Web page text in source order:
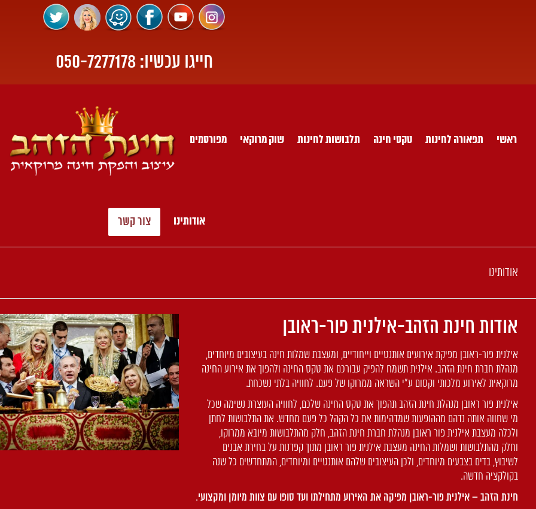
חייגו עכשיו:050-7277178
ראשי תפאורה לחינות טקסי חינה תלבושות לחינות שוק מרוקאי מפורסמים
אודותינו צור קשר
אודותינו
אודות חינת הזהב-אילנית פור-ראובן
אילנית פור-ראובן מפיקת אירועים אותנטיים וייחודיים, ומעצבת שמלות חינה בעיצובים מיוחדים,
מנהלת חברת חינת הזהב. אילנית תשמח להפיק עבורכם את טקס החינה ולהפוך את אירוע החינה
מרוקאית לאירוע מלכותי וקסום ע”י השראה ממרוקו של פעם. לחוויה בלתי נשכחת.
אילנית פור ראובן מנהלת חינת הזהב תהפוך את טקס החינה שלכם, לחוויה העוצרת נשימה שכל
מי שחווה אותה נדהם מההופעות שמדהימות את כל הקהל כל פעם מחדש. את התלבושות לחתן
ולכלה מעצבת אילנית פור ראובן מנהלת חברת חינת הזהב, חלק מהתלבושות מיובא ממרוקו,
וחלק מהתלבושות ושמלות החינה מעצבת אילנית פור ראובן מתוך קפדנות על בחירת אבנים
לשיבוץ, בדים בצבעים מיוחדים, ולכן העיצובים שלהם אותנטיים ומיוחדים, המתחדשים כל שנה
בקולקציה חדשה.
חינת הזהב – אילנית פור-ראובן מפיקה את האירוע מתחילתו ועד סופו עם צוות מיומן ומקצועי.